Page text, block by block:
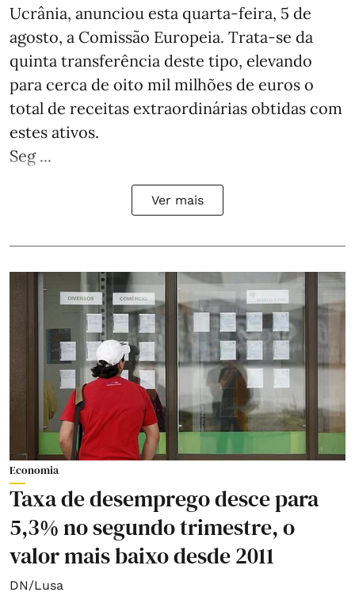
Ucrânia, anunciou esta quarta-feira, 5 de
agosto, a Comissão Europeia. Trata-se da
quinta transferência deste tipo, elevando
para cerca de oito mil milhões de euros o
total de receitas extraordinárias obtidas com
estes ativos.
Seg ...
Ver mais
Economia
Taxa de desemprego desce para
5,3% no segundo trimestre, o
valor mais baixo desde 2011
DN/Lusa